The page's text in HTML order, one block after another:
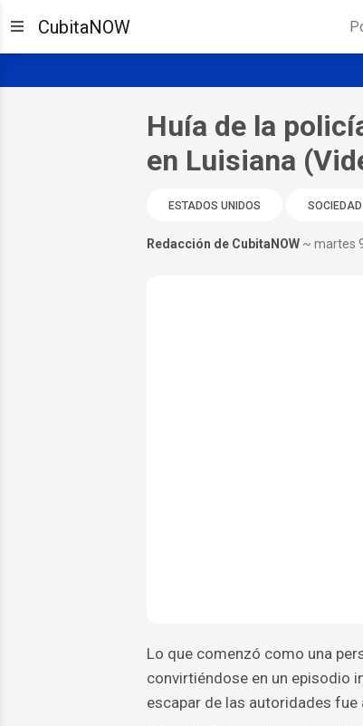
CubitaNOW
Huía de la
en Luisiana
ESTADOS UNIDOS SOCIEDAD
Redacción de CubitaNOW ~ martes
Lo que comenzó como una
convirtiéndose en un episodio
escapar de las autoridades fue